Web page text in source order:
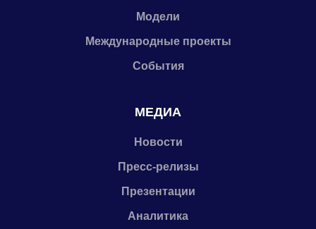
Модели
Международные проекты
События
МЕДИА
Новости
Пресс-релизы
Презентации
Аналитика